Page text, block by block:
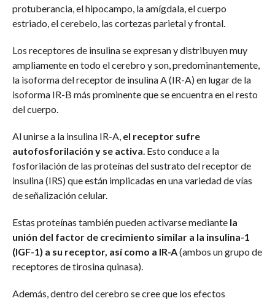
protuberancia, el hipocampo, la amígdala, el cuerpo
estriado, el cerebelo, las cortezas parietal y frontal.
Los receptores de insulina se expresan y distribuyen muy
ampliamente en todo el cerebro y son, predominantemente,
la isoforma del receptor de insulina A (IR-A) en lugar de la
isoforma IR-B más prominente que se encuentra en el resto
del cuerpo.
Al unirse a la insulina IR-A, el receptor sufre
autofosforilación y se activa . Esto conduce a la
fosforilación de las proteínas del sustrato del receptor de
insulina (IRS) que están implicadas en una variedad de vías
de señalización celular.
Estas proteínas también pueden activarse mediante la
unión del factor de crecimiento similar a la insulina-1
(IGF-1) a su receptor, así como a IR-A(ambos un grupo de
receptores de tirosina quinasa).
Además, dentro del cerebro se cree que los efectos